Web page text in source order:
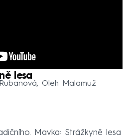
lesa
Oleh Malamuž
Mavka: Strážkyně lesa